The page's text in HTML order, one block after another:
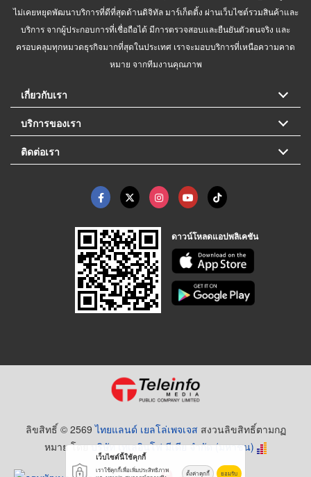
ไม่เคยหยุดพัฒนาบริการที่ดีที่สุดด้านดิจิทัล มาร์เก็ตติ้ง ผ่านเว็บไซต์รวมสินค้าและ
บริการ จากผู้ประกอบการที่เชื่อถือได้ มีการตรวจสอบและยืนยันตัวตนจริง และ
ครอบคลุมทุกหมวดธุรกิจมากที่สุดในประเทศ เราจะมอบบริการที่เหนือความคาด
หมาย จากทีมงานคุณภาพ
เกี่ยวกับเรา
บริการของเรา
ติดต่อเรา
ดาวน์โหลดแอปพลิเคชัน
ลิขสิทธิ์ © 2569ไทยแลนด์ เยลโล่เพจเจส สงวนลิขสิทธิ์ตามกฏ
หมาย โดยบริษัท เทเลอินโฟ มีเดีย จำกัด (มหาชน)
เว็บไซต์นี้ใช้คุกกี้
เราใช้คุกกี้เพื่อเพิ่มประสิทธิภาพ
ตั้งค่าคุกกี้ ยอมรับ